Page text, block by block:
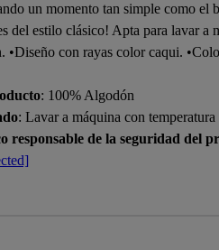
un momento tan simple como el
del estilo clásico! Apta para lavar
•Diseño con rayas color caqui.
: 100% Algodón
: Lavar a máquina con
responsable de la seguridad del